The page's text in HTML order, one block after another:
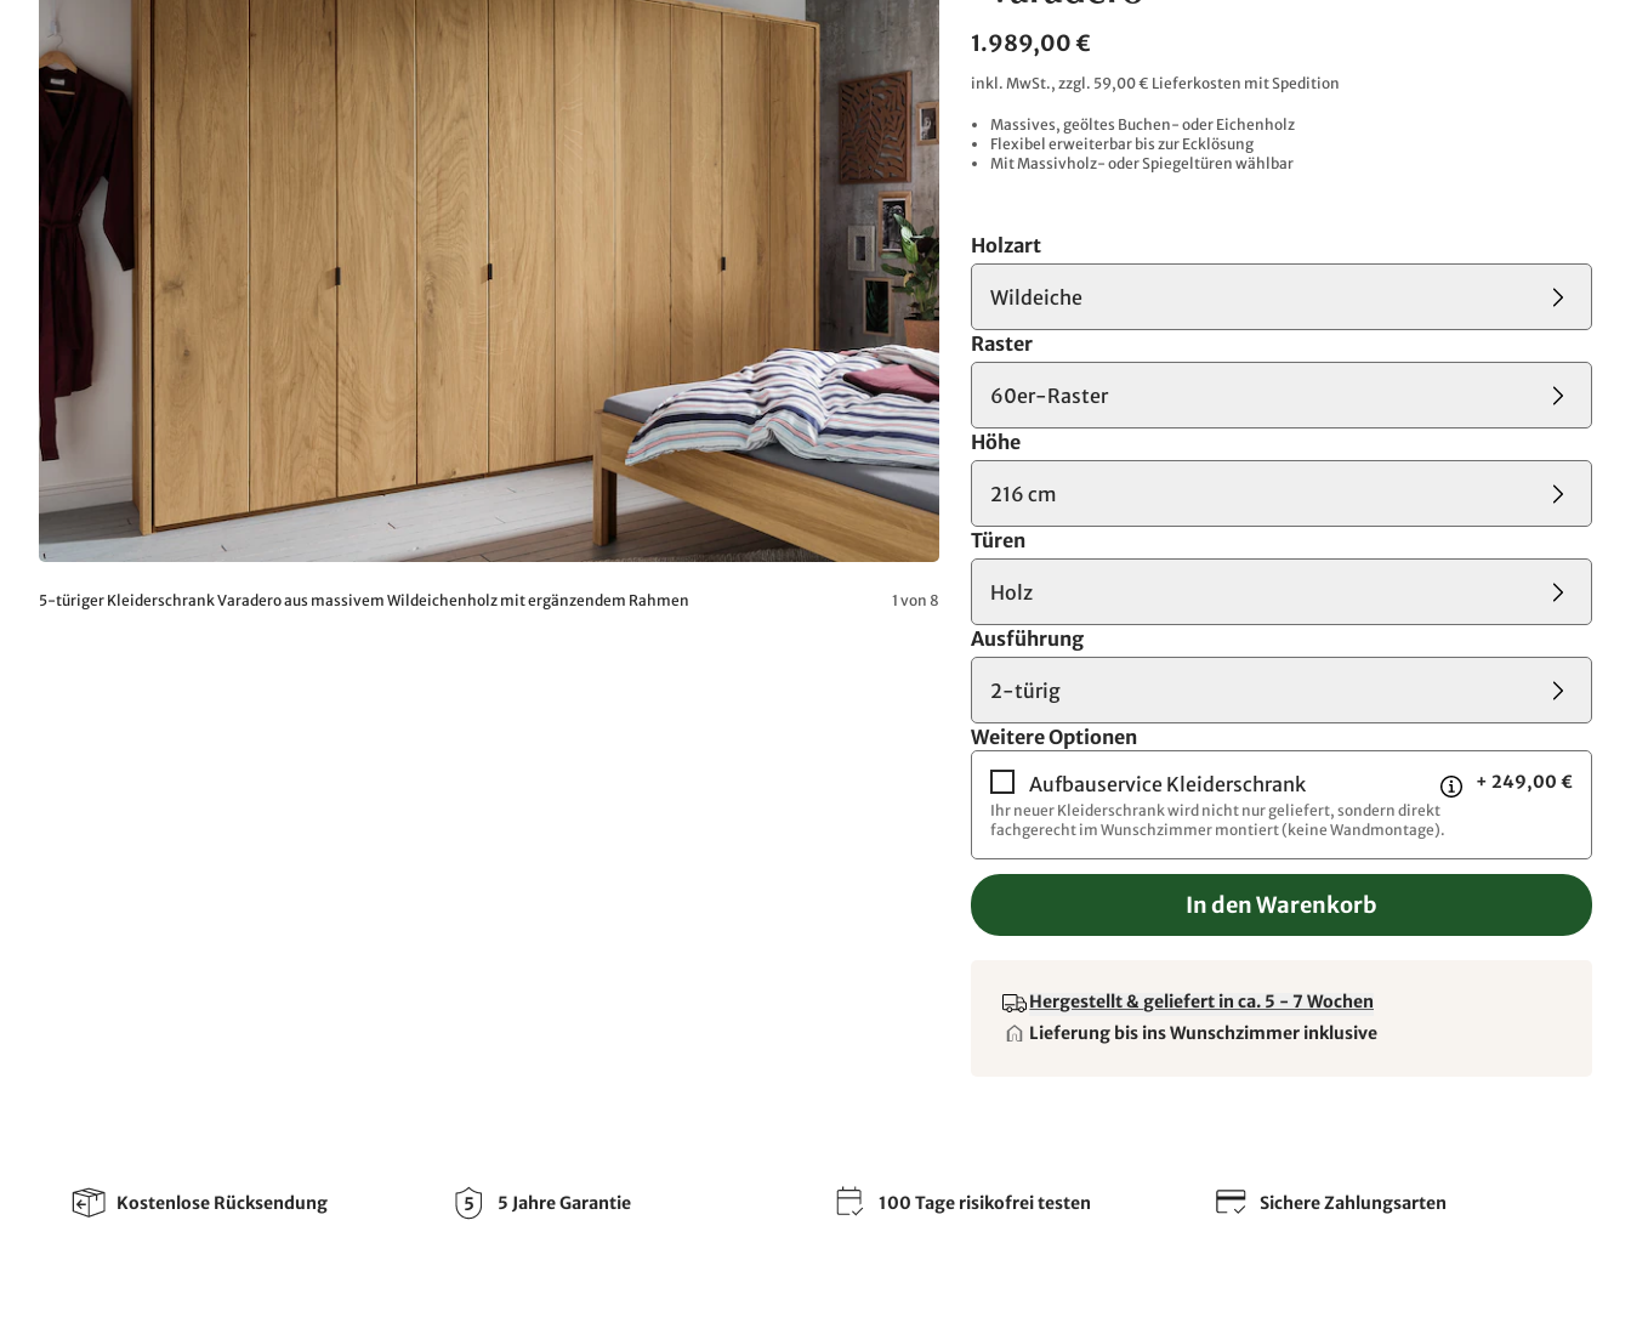
5-türiger Kleiderschrank Varadero aus massivem Wildeichenholz mit ergänzendem Rahmen 1 von 8
1.989,00 €
inkl. MwSt., zzgl. 59,00 € Lieferkosten mit Spedition
Massives, geöltes Buchen- oder Eichenholz
Flexibel erweiterbar bis zur Ecklösung
Mit Massivholz- oder Spiegeltüren wählbar
Holzart
Wildeiche
Raster
60er-Raster
Höhe
216 cm
Türen
Holz
Ausführung
2-türig
Weitere Optionen
Aufbauservice Kleiderschrank
Ihr neuer Kleiderschrank wird nicht nur geliefert, sondern direkt
fachgerecht im Wunschzimmer montiert (keine Wandmontage).
+ 249,00 €
In den Warenkorb
Hergestellt & geliefert in ca. 5 - 7 Wochen
Lieferung bis ins Wunschzimmer inklusive
Kostenlose Rücksendung 5 Jahre Garantie 100 Tage risikofrei testen Sichere Zahlungsarten